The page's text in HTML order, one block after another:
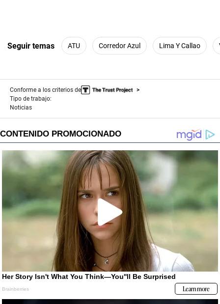
Seguir temas ATU Corredor Azul Lima Y Callao
Conforme a los criterios de
Tipo de trabajo:
Noticias